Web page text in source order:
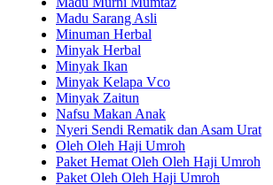
Madu Sarang Asli
Minuman Herbal
Minyak Herbal
Minyak Ikan
Minyak Kelapa Vco
Minyak Zaitun
Nafsu Makan Anak
Nyeri Sendi Rematik dan Asam Urat
Oleh Oleh Haji Umroh
Paket Hemat Oleh Oleh Haji Umroh
Paket Oleh Oleh Haji Umroh